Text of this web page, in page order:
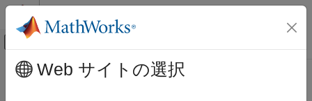
コンテンツへスキップ
オフキャンバス ナビゲーション メ
ドキュメンテーションのホーム
メインコンテンツ
Web サイトの選択